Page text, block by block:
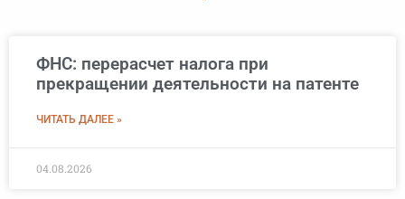
ФНС: перерасчет налога при
прекращении деятельности на патенте
ЧИТАТЬ ДАЛЕЕ »
04.08.2026